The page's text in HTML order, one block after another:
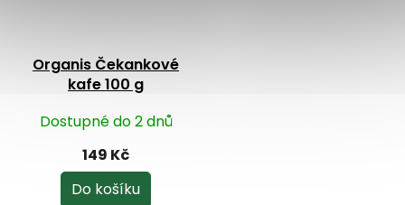
Organis Čekankové
kafe 100 g
Dostupné do 2 dnů
149 Kč
Do košíku